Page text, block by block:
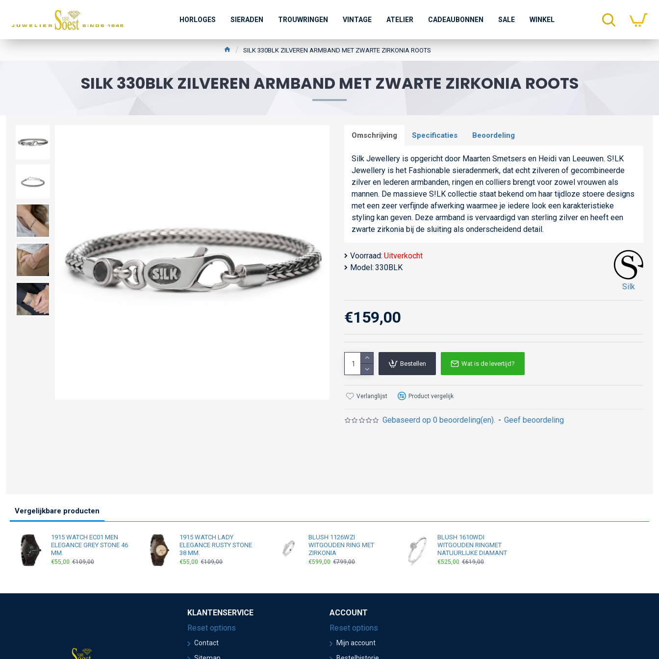
HORLOGES SIERADEN TROUWRINGEN VINTAGE ATELIER CADEAUBONNEN SALE WINKEL
SILK 330BLK ZILVEREN ARMBAND MET ZWARTE ZIRKONIA ROOTS
SILK 330BLK ZILVEREN ARMBAND MET ZWARTE ZIRKONIA ROOTS
Omschrijving Specificaties Beoordeling
Silk Jewellery is opgericht door Maarten Smetsers en Heidi van Leeuwen. S!LK
Jewellery is het Fashionable sieradenmerk, dat echt zilveren of gecombineerde
zilver en lederen armbanden, ringen en colliers brengt voor zowel vrouwen als
mannen. De massieve S!LK collectie staat bekend om haar tijdloze stoere designs
met een zeer verfijnde afwerking waarmee je iedere look een karakteristieke
styling kan geven. Deze armband is vervaardigd van sterling zilver en heeft een
zwarte zirkonia bij de sluiting als onderscheidend detail.
Voorraad: Uitverkocht
Model: 330BLK
Silk
Gebaseerd op 0 beoordeling(en). - Geef beoordeling
€159,00
Bestellen Wat is de levertijd?
Verlanglijst Product vergelijk
Vergelijkbare producten
1915 WATCH EC01 MEN
ELEGANCE GREY STONE 46
MM.
€55,00 €109,00
1915 WATCH LADY
ELEGANCE RUSTY STONE
38 MM.
€55,00 €109,00
BLUSH 1126WZI
WITGOUDEN RING MET
ZIRKONIA
€599,00 €799,00
BLUSH 1610WDI
WITGOUDEN RINGMET
NATUURLIJKE DIAMANT
€525,00 €619,00
KLANTENSERVICE
Reset options
Contact
ACCOUNT
Reset options
Mijn account